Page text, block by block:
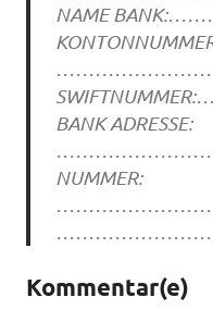
NAME
BANK ADRESSE:
NUMMER:
Kommentar(e)